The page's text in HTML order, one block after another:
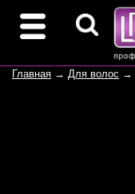
Главная → Для волос →